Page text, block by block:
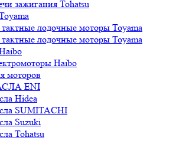
зажигания Tohatsu
лодочные моторы Toyama
лодочные моторы Toyama
Haibo
моторов
ENI
Hidea
SUMITACHI
Suzuki
Tohatsu